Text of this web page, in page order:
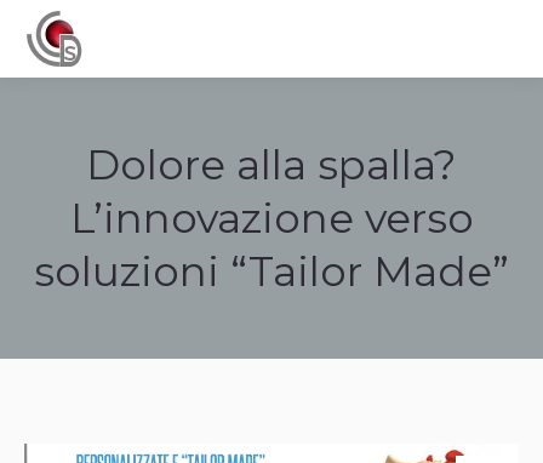
Dolore alla spalla?
L’innovazione verso
soluzioni “Tailor Made”